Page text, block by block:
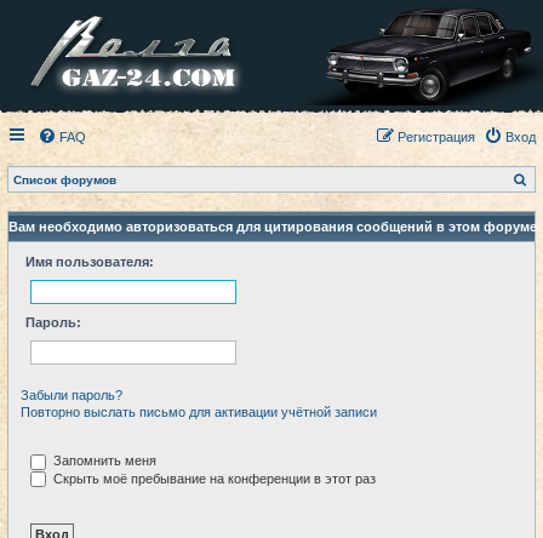
FAQ Вход
Регистрация
Список форумов
о
с
к
Вам необходимо авторизоваться для цитирования сообщений в этом форуме.
Имя пользователя:
Пароль:
Забыли пароль?
Повторно выслать письмо для активации учётной записи
Запомнить меня
Скрыть моё пребывание на конференции в этот раз